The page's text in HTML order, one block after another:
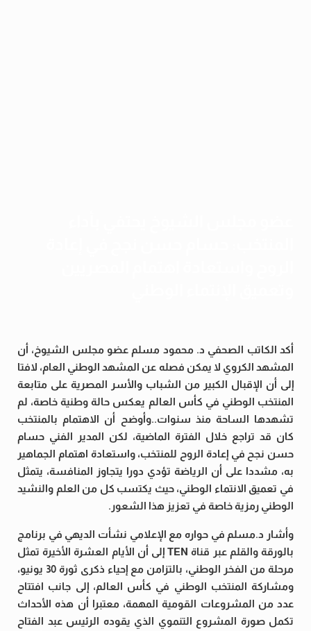
أكد الكاتب الصحفي د. محمود مسلم عضو مجلس الشيوخ، أن
المشهد الكروي لا يمكن فصله عن المشهد الوطني العام، لافتا
إلى أن الإقبال الكبير من الشباب والأسر المصرية على متابعة
المنتخب الوطني في كأس العالم يعكس حالة وطنية خاصة، لم
تشهدها الساحة منذ سنوات..وأوضح أن الاهتمام بالمنتخب
كان قد تراجع خلال الفترة الماضية، لكن المدير الفني حسام
حسن نجح في إعادة الروح للمنتخب، واستعادة اهتمام الجماهير
به، مشددا على أن الرياضة تؤدي دورا يتجاوز المنافسة، يتمثل
في تعميق الانتماء الوطني، حيث يكتسب كل من العلم والنشيد
الوطني رمزية خاصة في تعزيز هذا الشعور.
وأشار د.مسلم في حواره مع الإعلامي نشأت الديهي في برنامج
بالورقة والقلم عبر قناة TEN إلى أن الأيام العشرة الأخيرة تمثل
مرحلة من الفخر الوطني، بالتزامن مع إحياء ذكرى ثورة 30 يونيو،
ومشاركة المنتخب الوطني في كأس العالم، إلى جانب افتتاح
عدد من المشروعات القومية المهمة، معتبرا أن هذه الأحداث
تكمل صورة المشروع التنموي الذي يقوده الرئيس عبد الفتاح